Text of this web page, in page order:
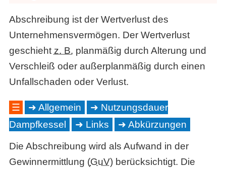
Abschreibung ist der Wertverlust des
Unternehmensvermögen. Der Wertverlust
geschieht z. B. planmäßig durch Alterung und
Verschleiß oder außerplanmäßig durch einen
Unfallschaden oder Verlust.
☰ Allgemein
Nutzungsdauer
Dampfkessel
Links Abkürzungen
Die Abschreibung wird als Aufwand in der
Gewinnermittlung (GuV) berücksichtigt. Die